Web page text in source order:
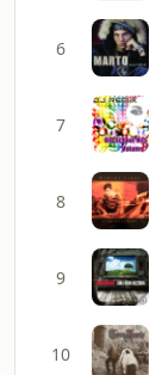
6
7
8
9
10